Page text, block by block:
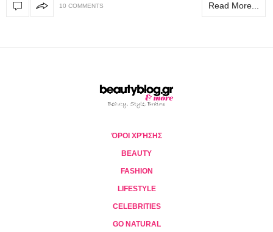
10 COMMENTS Read More...
ΌΡΟΙ ΧΡΉΣΗΣ
BEAUTY
FASHION
LIFESTYLE
CELEBRITIES
GO NATURAL